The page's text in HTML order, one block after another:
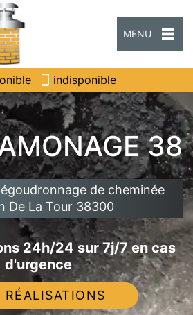
MENU
indisponible
38
de cheminée
De La Tour 38300
24h/24 sur 7j/7 en cas
d'urgence
RÉALISATIONS